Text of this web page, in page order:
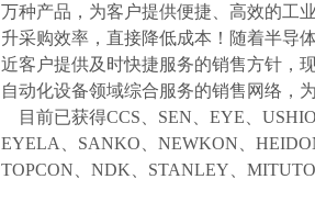
万种产品，为客户提供便捷、高效的工
升采购效率，直接降低成本！随着半导
近客户提供及时快捷服务的销售方针，
自动化设备领域综合服务的销售网络，
目前已获得CCS、SEN、EYE、
EYELA、SANKO、NEWKON、
TOPCON、NDK、STANLEY、